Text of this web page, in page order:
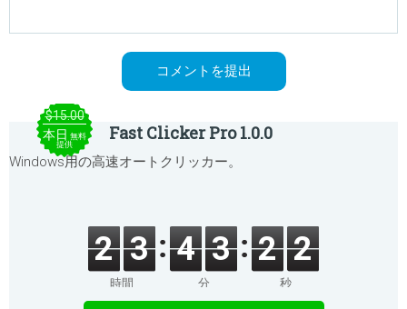
$15.00
本日 無料
提供
Fast Clicker Pro 1.0.0
Windows用の高速オートクリッカー。
2 3
時間
4 3
分
2 2
秒